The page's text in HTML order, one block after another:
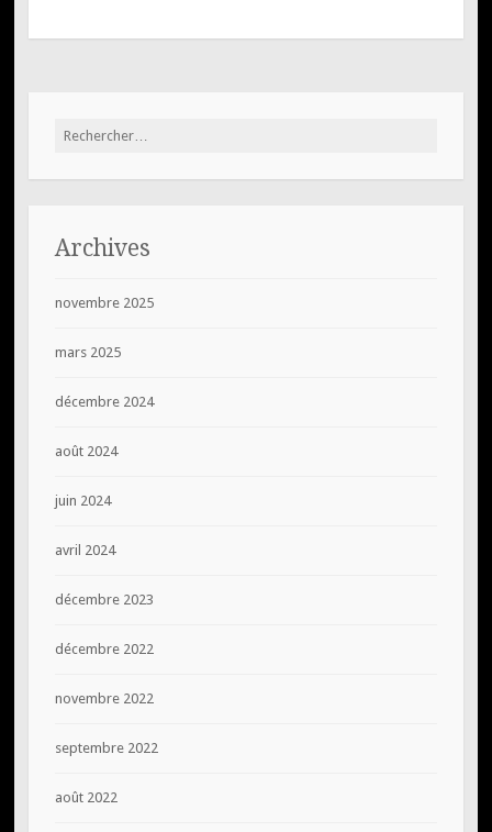
Rechercher :
Archives
novembre 2025
mars 2025
décembre 2024
août 2024
juin 2024
avril 2024
décembre 2023
décembre 2022
novembre 2022
septembre 2022
août 2022